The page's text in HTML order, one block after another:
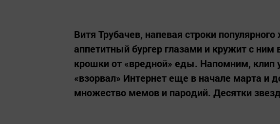
Витя Трубачев, напевая строки
аппетитный бургер глазами и кружит с ним
крошки от «вредной» еды. Напомним, клип
«взорвал» Интернет еще в начале марта и
множество мемов и пародий. Десятки